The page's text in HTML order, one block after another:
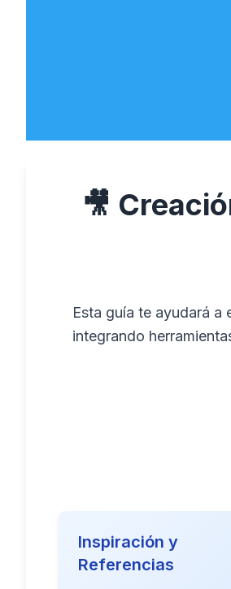
🎥
Esta guía te ayudará
integrando
Inspiración y
Referencias